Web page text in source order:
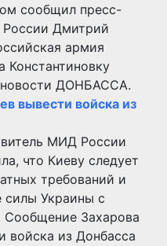
сообщил пресс-
России Дмитрий
армия
Константиновку
новости ДОНБАССА.
вывести войска из
МИД России
что Киеву следует
требований и
силы Украины с
Сообщение Захарова
войска из Донбасса